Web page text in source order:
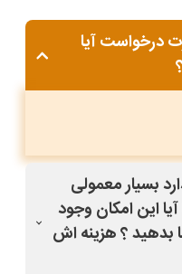
درخواست آیا
بسیار معمولی
این امکان وجود
بدهید ؟ هزینه اش